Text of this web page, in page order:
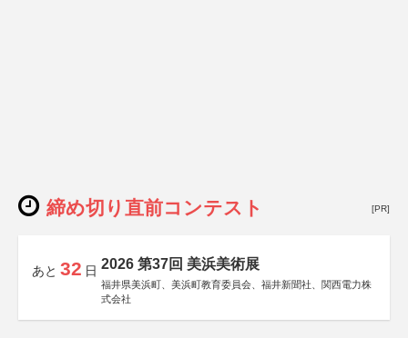
締め切り直前コンテスト [PR]
あと 32 日 2026 第37回 美浜美術展
福井県美浜町、美浜町教育委員会、福井新聞社、関西電力株
式会社